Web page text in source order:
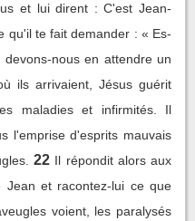
et lui dirent : C'est Jean-
qu'il te fait demander : « Es-
nous en attendre un
ils arrivaient, Jésus guérit
maladies et infirmités. Il
l'emprise d'esprits mauvais
22 Il répondit alors aux
Jean et racontez-lui ce que
voient, les paralysés